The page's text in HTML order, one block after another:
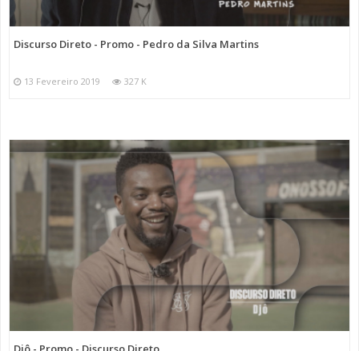
Discurso Direto - Promo - Pedro da Silva Martins
13 Fevereiro 2019 327 K